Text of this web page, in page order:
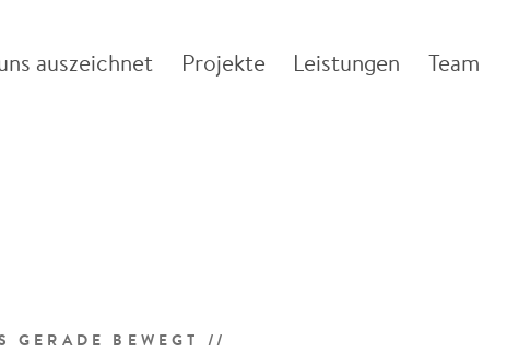
auszeichnet Projekte Leistungen Team
GERADE BEWEGT //